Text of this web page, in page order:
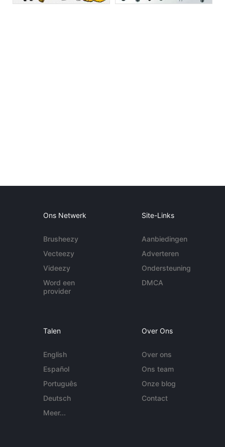
Ons Netwerk
Brusheezy
Vecteezy
Videezy
Word een
provider
Site-Links
Aanbiedingen
Adverteren
Ondersteuning
DMCA
Talen
English
Español
Português
Deutsch
Meer...
Over Ons
Over ons
Ons team
Onze blog
Contact